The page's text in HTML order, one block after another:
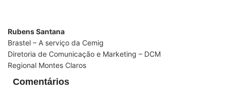
Rubens Santana
Brastel – A serviço da Cemig
Diretoria de Comunicação e Marketing – DCM
Regional Montes Claros
Comentários